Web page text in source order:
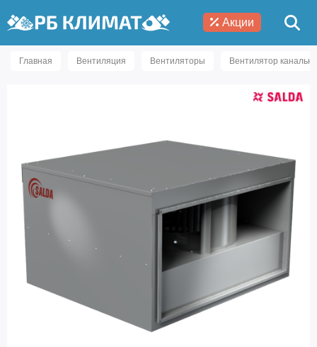
Акции
Главная Вентиляция Вентиляторы Вентилятор